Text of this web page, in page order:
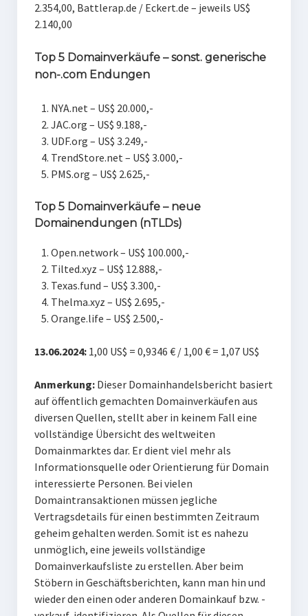
2.354,00, Battlerap.de / Eckert.de – jeweils US$
2.140,00
Top 5 Domainverkäufe – sonst. generische
non-.com Endungen
NYA.net – US$ 20.000,-
JAC.org – US$ 9.188,-
UDF.org – US$ 3.249,-
TrendStore.net – US$ 3.000,-
PMS.org – US$ 2.625,-
Top 5 Domainverkäufe – neue
Domainendungen (nTLDs)
Open.network – US$ 100.000,-
Tilted.xyz – US$ 12.888,-
Texas.fund – US$ 3.300,-
Thelma.xyz – US$ 2.695,-
Orange.life – US$ 2.500,-
13.06.2024:1,00 US$ = 0,9346 € / 1,00 € = 1,07 US$
Anmerkung:Dieser Domainhandelsbericht basiert
auf öffentlich gemachten Domainverkäufen aus
diversen Quellen, stellt aber in keinem Fall eine
vollständige Übersicht des weltweiten
Domainmarktes dar. Er dient viel mehr als
Informationsquelle oder Orientierung für Domain
interessierte Personen. Bei vielen
Domaintransaktionen müssen jegliche
Vertragsdetails für einen bestimmten Zeitraum
geheim gehalten werden. Somit ist es nahezu
unmöglich, eine jeweils vollständige
Domainverkaufsliste zu erstellen. Aber beim
Stöbern in Geschäftsberichten, kann man hin und
wieder den einen oder anderen Domainkauf bzw. -